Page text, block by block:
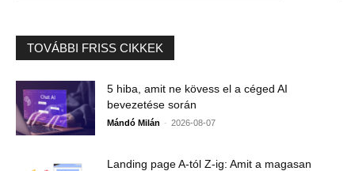
TOVÁBBI FRISS CIKKEK
5 hiba, amit ne kövess el a céged AI
bevezetése során
Mándó Milán - 2026-08-07
Landing page A-tól Z-ig: Amit a magasan